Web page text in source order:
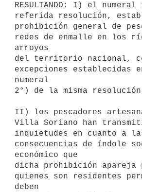
RESULTANDO: I) el
referida resolución,
prohibición general de
redes de enmalle en los
arroyos
del territorio nacional,
excepciones establecidas
numeral
2°) de la misma
II) los pescadores
Villa Soriano han
inquietudes en cuanto a
consecuencias de índole
económico que
dicha prohibición apareja
quienes son residentes
deben